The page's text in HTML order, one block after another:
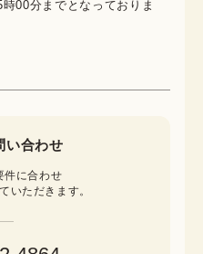
00分までとなっておりま
い合わせ
件に合わせ
いただきます。